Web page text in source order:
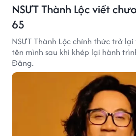
NSƯT Thành Lộc viết
65
NSƯT Thành Lộc chính thức trở
tên mình sau khi khép lại hành
Đăng.